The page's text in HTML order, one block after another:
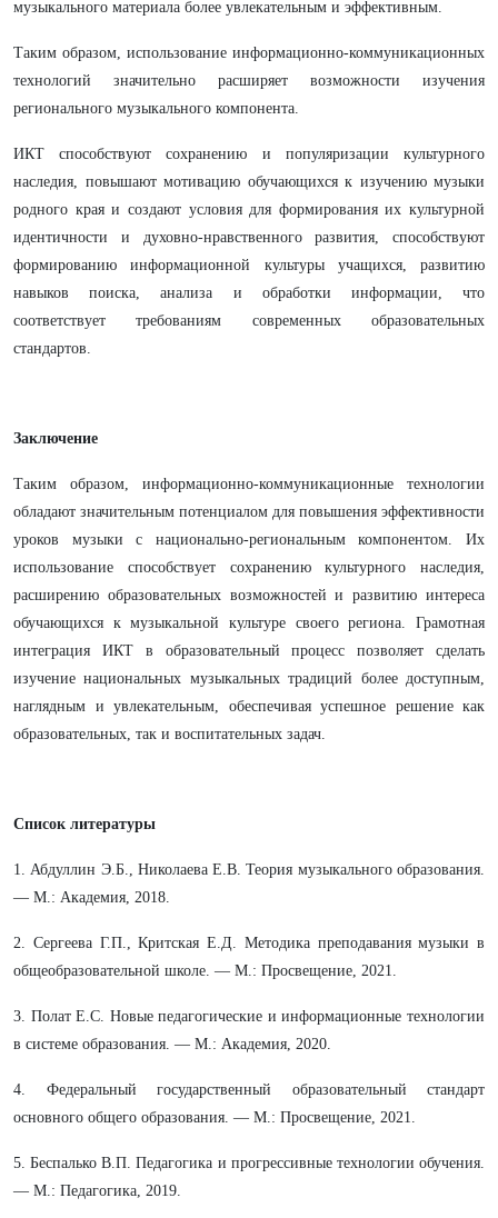
музыкального материала более увлекательным и эффективным.
Таким образом, использование информационно-коммуникационных
технологий значительно расширяет возможности изучения
регионального музыкального компонента.
ИКТ способствуют сохранению и популяризации культурного
наследия, повышают мотивацию обучающихся к изучению музыки
родного края и создают условия для формирования их культурной
идентичности и духовно-нравственного развития, способствуют
формированию информационной культуры учащихся, развитию
навыков поиска, анализа и обработки информации, что
соответствует требованиям современных образовательных
стандартов.
Заключение
Таким образом, информационно-коммуникационные технологии
обладают значительным потенциалом для повышения эффективности
уроков музыки с национально-региональным компонентом. Их
использование способствует сохранению культурного наследия,
расширению образовательных возможностей и развитию интереса
обучающихся к музыкальной культуре своего региона. Грамотная
интеграция ИКТ в образовательный процесс позволяет сделать
изучение национальных музыкальных традиций более доступным,
наглядным и увлекательным, обеспечивая успешное решение как
образовательных, так и воспитательных задач.
Список литературы
1. Абдуллин Э.Б., Николаева Е.В. Теория музыкального образования.
— М.: Академия, 2018.
2. Сергеева Г.П., Критская Е.Д. Методика преподавания музыки в
общеобразовательной школе. — М.: Просвещение, 2021.
3. Полат Е.С. Новые педагогические и информационные технологии
в системе образования. — М.: Академия, 2020.
4. Федеральный государственный образовательный стандарт
основного общего образования. — М.: Просвещение, 2021.
5. Беспалько В.П. Педагогика и прогрессивные технологии обучения.
— М.: Педагогика, 2019.